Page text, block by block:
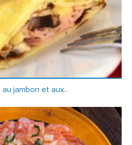
jambon et aux...